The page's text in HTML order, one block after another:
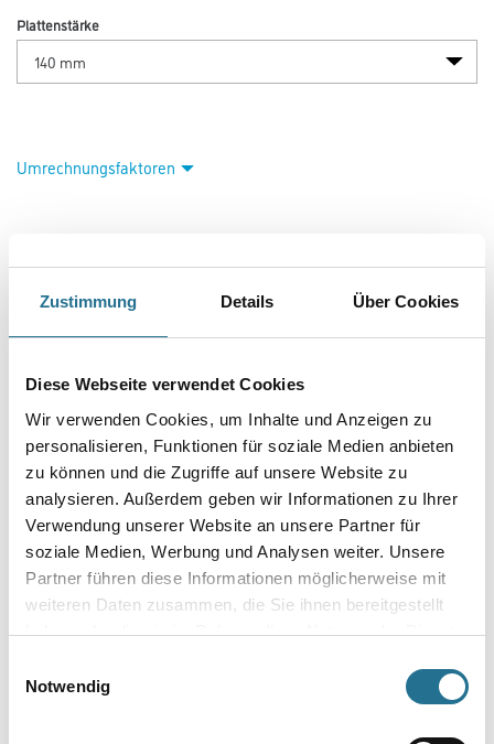
Zustimmung Details Über Cookies
Diese Webseite verwendet Cookies
Wir verwenden Cookies, um Inhalte und Anzeigen zu
personalisieren, Funktionen für soziale Medien anbieten
zu können und die Zugriffe auf unsere Website zu
analysieren. Außerdem geben wir Informationen zu Ihrer
Verwendung unserer Website an unsere Partner für
soziale Medien, Werbung und Analysen weiter. Unsere
Partner führen diese Informationen möglicherweise mit
weiteren Daten zusammen, die Sie ihnen bereitgestellt
haben oder die sie im Rahmen Ihrer Nutzung der Dienste
Notwendig
Plattenstärke
Umrechnungsfaktoren
PRODUKTEIGENSCHAFTEN
Produkteigenschaft
- Nichtbrennbar
- Formstabil und massehydrophobiert
- Hohe Systemfestigkeit gegen mechanische Beschädigungen
Verbrauch
1 m²/m²